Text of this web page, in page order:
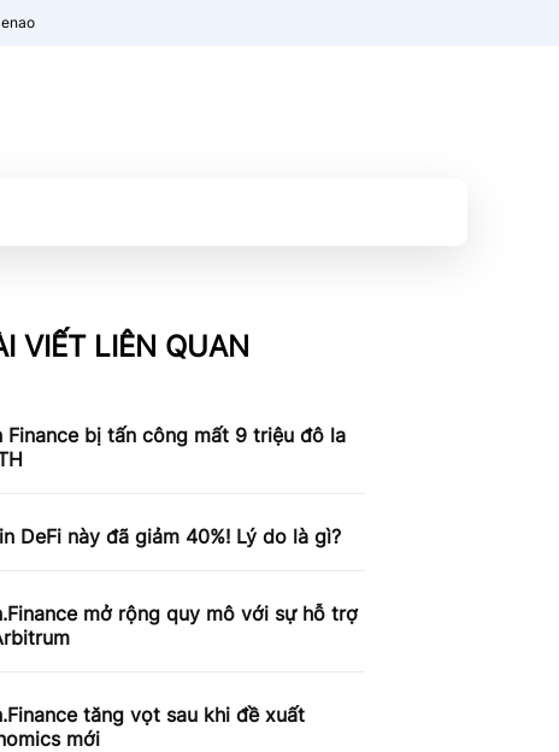
VIẾT LIÊN QUAN
Finance bị tấn công mất 9 triệu đô la
DeFi này đã giảm 40%! Lý do là gì?
mở rộng quy mô với sự hỗ trợ
tăng vọt sau khi đề xuất
mới